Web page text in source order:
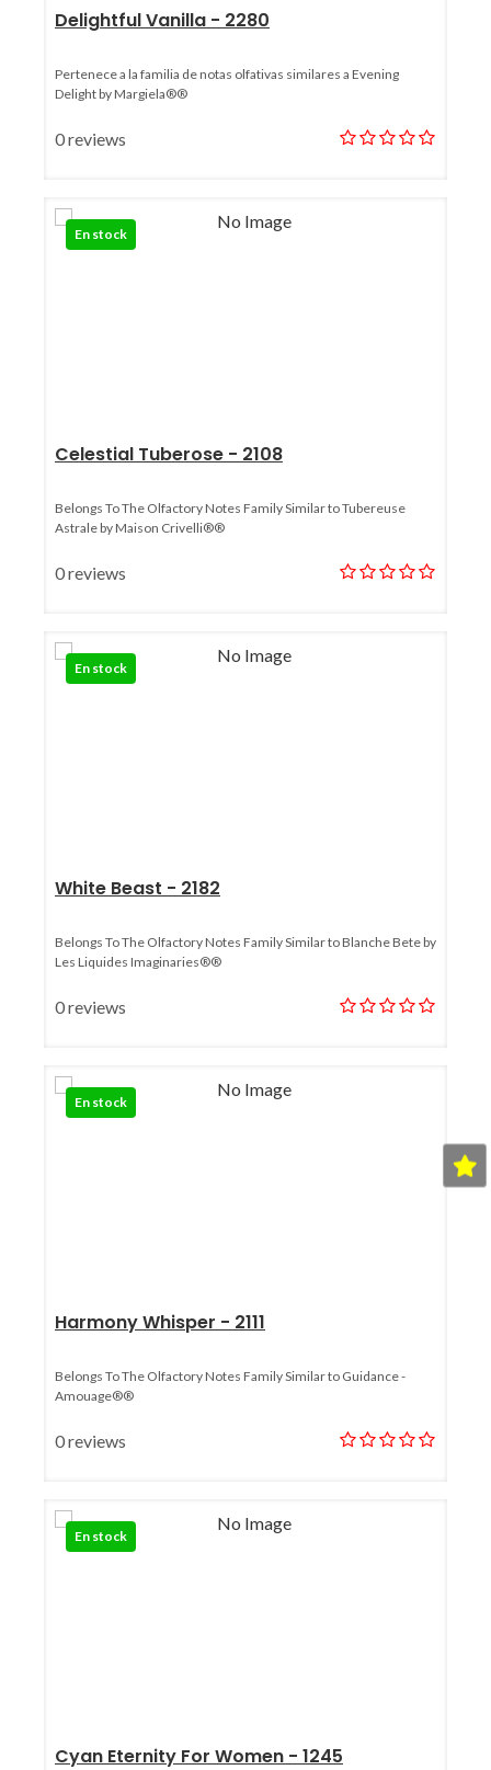
Delightful Vanilla - 2280
Pertenece a la familia de notas olfativas similares a Evening
Delight by Margiela®®
0 reviews
En stock
Celestial Tuberose - 2108
Belongs To The Olfactory Notes Family Similar to Tubereuse
Astrale by Maison Crivelli®®
0 reviews
En stock
White Beast - 2182
Belongs To The Olfactory Notes Family Similar to Blanche Bete by
Les Liquides Imaginaries®®
0 reviews
En stock
Harmony Whisper - 2111
Belongs To The Olfactory Notes Family Similar to Guidance -
Amouage®®
0 reviews
En stock
Cyan Eternity For Women - 1245